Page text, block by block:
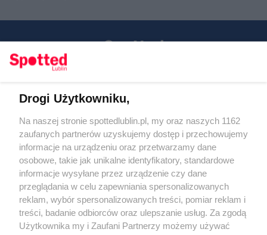
KATEGORIE
OGŁOSZENIA
Regulamin
Polityka prywatności
RODO
Warunki korzystania z treści
Drogi Użytkowniku,
Na naszej stronie spottedlublin.pl, my oraz naszych 1162
zaufanych partnerów uzyskujemy dostęp i przechowujemy
informacje na urządzeniu oraz przetwarzamy dane
osobowe, takie jak unikalne identyfikatory, standardowe
informacje wysyłane przez urządzenie czy dane
przeglądania w celu zapewniania spersonalizowanych
reklam, wybór spersonalizowanych treści, pomiar reklam i
treści, badanie odbiorców oraz ulepszanie usług. Za zgodą
Użytkownika my i Zaufani Partnerzy możemy używać